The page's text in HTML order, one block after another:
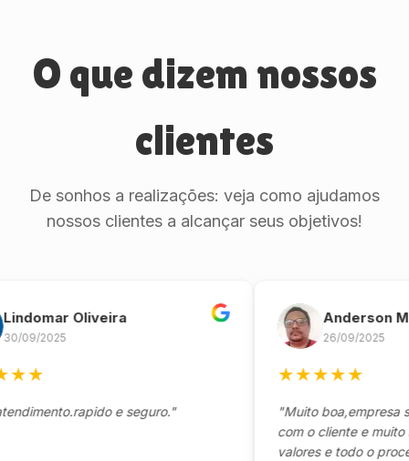
O que dizem nossos
clientes
De sonhos a realizações: veja como ajudamos
nossos clientes a alcançar seus objetivos!
Oliveira
2025
e seguro."
Anderson
26/09/2025
★★★
"Muito boa,empresa séria
com o cliente e muito
valores e todo o processo